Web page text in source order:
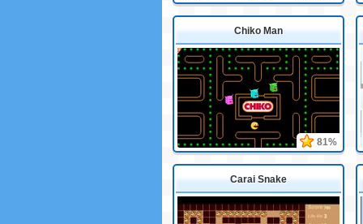
Chiko Man
81%
Carai Snake